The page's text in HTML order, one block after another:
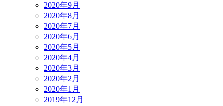
2020年9月
2020年8月
2020年7月
2020年6月
2020年5月
2020年4月
2020年3月
2020年2月
2020年1月
2019年12月